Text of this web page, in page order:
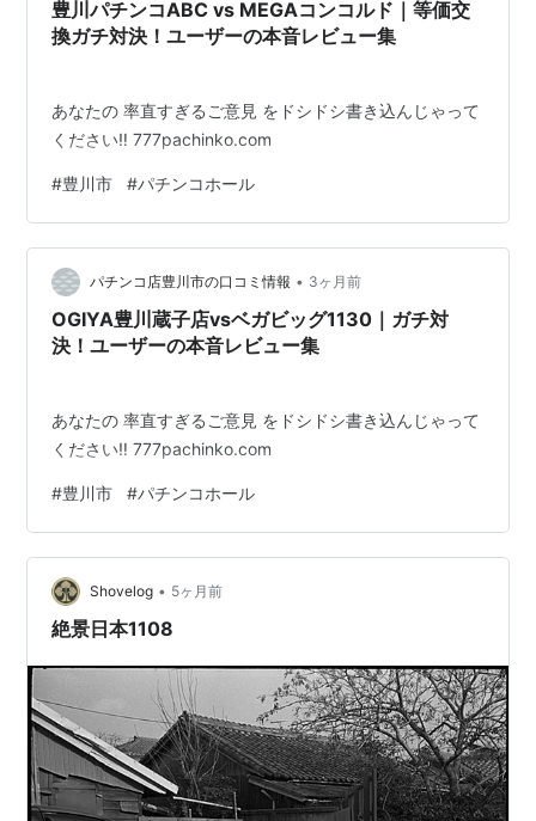
ただ肉を焼くだけではなく、落ち着いた食…
豊川パチンコABC vs MEGAコンコルド｜等価交
換ガチ対決！ユーザーの本音レビュー集
あなたの 率直すぎるご意見 をドシドシ書き込んじゃって
ください‼️ 777pachinko.com
#豊川市 #パチンコホール
パチンコ店豊川市の口コミ情報 • 3ヶ月前
OGIYA豊川蔵子店vsベガビッグ1130｜ガチ対
決！ユーザーの本音レビュー集
あなたの 率直すぎるご意見 をドシドシ書き込んじゃって
ください‼️ 777pachinko.com
#豊川市 #パチンコホール
Shovelog • 5ヶ月前
絶景日本1108